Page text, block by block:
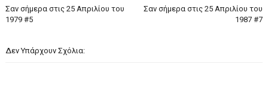
Σαν σήμερα στις 25 Απριλίου του
1987 #7
Σαν σήμερα στις 25 Απριλίου του
1979 #5
Δεν Υπάρχουν Σχόλια: